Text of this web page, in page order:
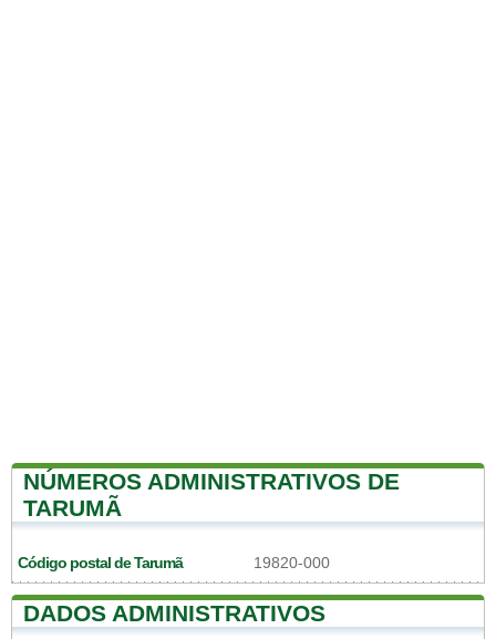
NÚMEROS ADMINISTRATIVOS DE
TARUMÃ
Código postal de Tarumã 19820-000
DADOS ADMINISTRATIVOS